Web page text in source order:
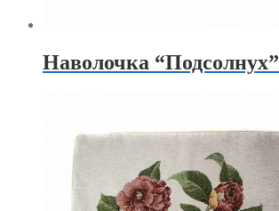
Наволочка “Подсолнух”